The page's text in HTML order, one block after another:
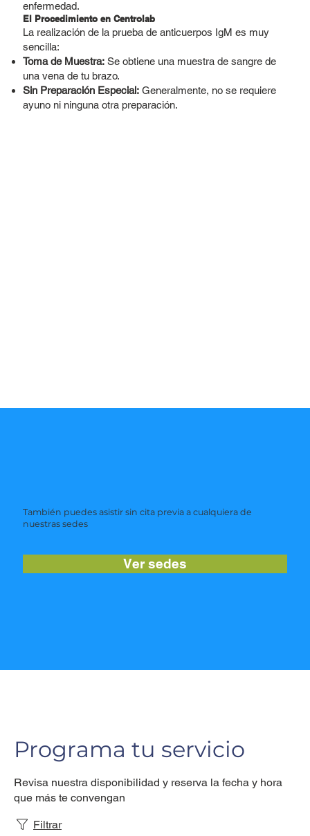
enfermedad.
El Procedimiento en Centrolab
La realización de la prueba de anticuerpos IgM es muy
sencilla:
Toma de Muestra:Se obtiene una muestra de sangre de
una vena de tu brazo.
Sin Preparación Especial:Generalmente, no se requiere
ayuno ni ninguna otra preparación.
También puedes asistir sin cita previa a cualquiera de
nuestras sedes
Ver sedes
Programa tu servicio
Revisa nuestra disponibilidad y reserva la fecha y hora
que más te convengan
Filtrar